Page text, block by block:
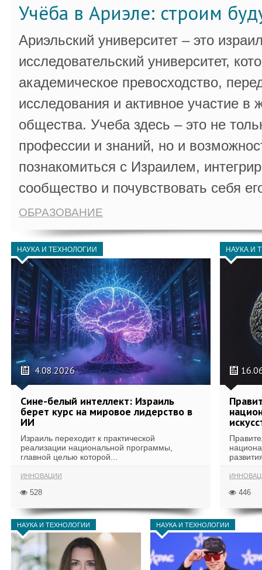
Учёба в Ариэле: строим
Ариэльский университет – это
исследовательский университет,
академическое превосходство,
исследования и активное участие в
общества. Учеба здесь – это не
профессии и знаний, но и
познакомиться с Израилем,
сообщество и почувствовать себя
ОБРАЗОВАНИЕ
НАУКА И ТЕХНОЛОГИИ
4.08.2026
Сине-белый интеллект: Израиль
берет курс на мировое лидерство в
ИИ
Израиль переходит к практической
реализации национальной программы,
главной целью которой...
ИННОВАЦИИ
528
НАУКА И
446
НАУКА И ТЕХНОЛОГИИ НАУКА И ТЕХНОЛОГИИ